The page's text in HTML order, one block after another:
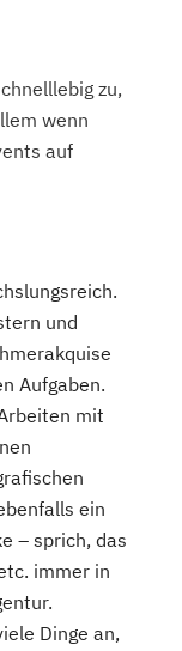
zu,
wenn
auf
und
Aufgaben.
mit
ein
– sprich, das
immer in
Dinge an,